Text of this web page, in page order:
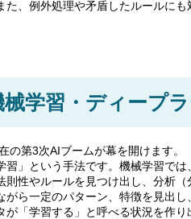
た、例外処理や矛盾したルールに
学習・ディープ
の第3次AIブームが幕を開けます。
習」という手法です。機械学習で
則性やルールを見つけ出し、分析
がら一定のパターン、特徴を見出
「学習する」と呼べる状況を作り